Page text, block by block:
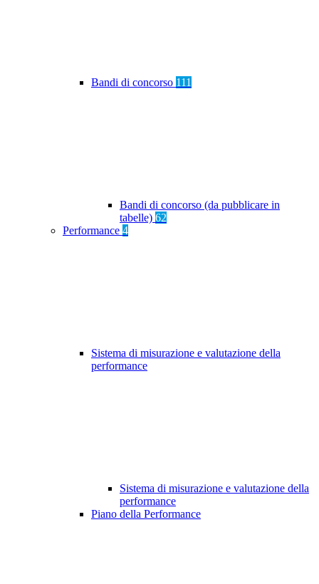
Bandi di concorso 111
Bandi di concorso (da pubblicare in
tabelle) 62
Performance 4
Sistema di misurazione e valutazione della
performance
Sistema di misurazione e valutazione della
performance
Piano della Performance